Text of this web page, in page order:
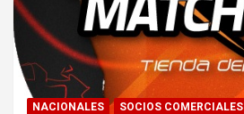
NACIONALES SOCIOS COMERCIALES